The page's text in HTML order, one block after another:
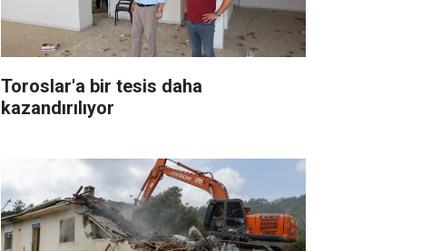
Toroslar'a bir tesis daha
kazandırılıyor